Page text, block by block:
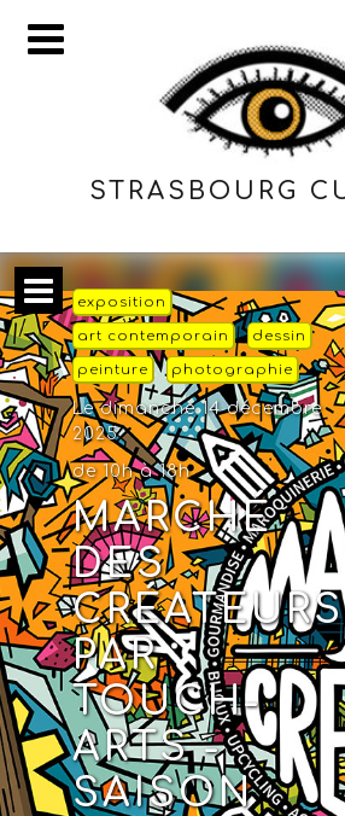
STRASBOURG
exposition
art contemporain dessin
peinture photographie
Le dimanche 14 décembre
2025
de 10h à 18h
MARCHÉ
DES
CRÉATEURS
PAR
TOUCH-
ARTS -
SAISON